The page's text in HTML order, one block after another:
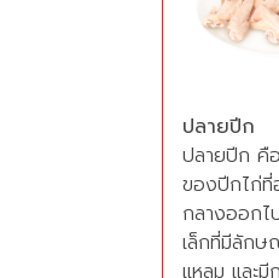
ปลายปีก
ปลายปีก คื
ของปีกไก่
กลางออกไ
เล็กที่มีลักษ
แหลม และ